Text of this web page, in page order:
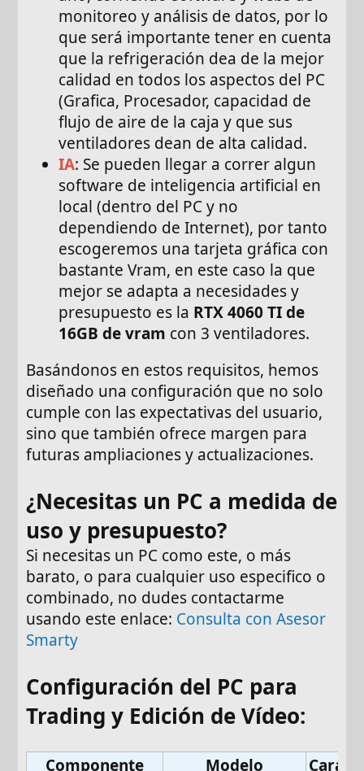
monitoreo y análisis de datos, por lo
que será importante tener en cuenta
que la refrigeración dea de la mejor
calidad en todos los aspectos del PC
(Grafica, Procesador, capacidad de
flujo de aire de la caja y que sus
ventiladores dean de alta calidad.
IA: Se pueden llegar a correr algun
software de inteligencia artificial en
local (dentro del PC y no
dependiendo de Internet), por tanto
escogeremos una tarjeta gráfica con
bastante Vram, en este caso la que
mejor se adapta a necesidades y
presupuesto es la RTX 4060 TI de
16GB de vram con 3 ventiladores.
Basándonos en estos requisitos, hemos
diseñado una configuración que no solo
cumple con las expectativas del usuario,
sino que también ofrece margen para
futuras ampliaciones y actualizaciones.
¿Necesitas un PC a medida de
uso y presupuesto?
Si necesitas un PC como este, o más
barato, o para cualquier uso especifico o
combinado, no dudes contactarme
usando este enlace: Consulta con Asesor
Smarty
Configuración del PC para
Trading y Edición de Vídeo:
Componente Modelo